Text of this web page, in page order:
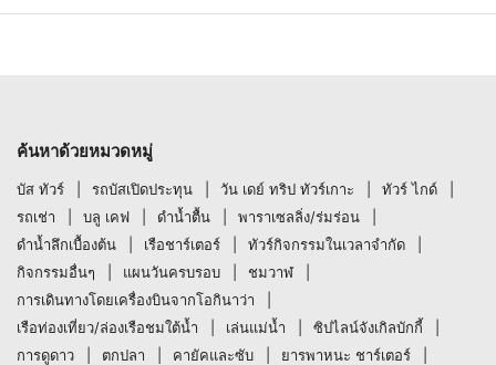
ค้นหาด้วยหมวดหมู่
บัส ทัวร์ รถบัสเปิดประทุน วัน เดย์ ทริป ทัวร์เกาะ
ทัวร์ ไกด์
รถเช่า
บลู เคฟ ดำน้ำตื้น
พาราเซลลิ่ง/ร่มร่อน
ดำน้ำลึกเบื้องต้น
เรือชาร์เตอร์
ทัวร์กิจกรรมในเวลาจำกัด
กิจกรรมอื่นๆ
แผนวันครบรอบ
ชมวาฬ
การเดินทางโดยเครื่องบินจากโอกินาว่า
เรือท่องเที่ยว/ล่องเรือชมใต้น้ำ
เล่นแม่น้ำ
ซิปไลน์จังเกิลบักกี้
การดูดาว
ตกปลา คายัคและซับ
ยารพาหนะ ชาร์เตอร์